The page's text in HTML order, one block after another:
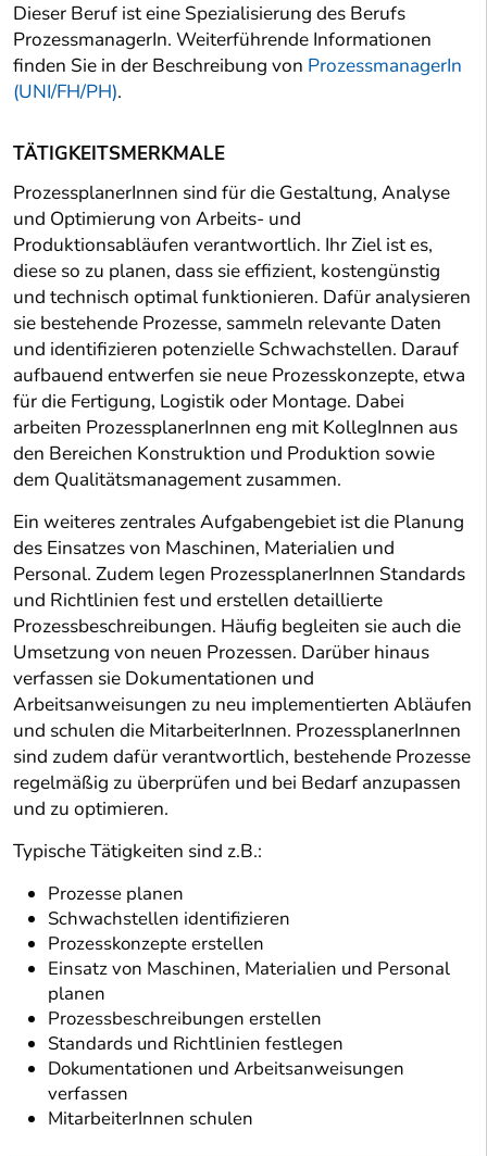
Dieser Beruf ist eine Spezialisierung des Berufs
ProzessmanagerIn. Weiterführende Informationen
finden Sie in der Beschreibung von ProzessmanagerIn
(UNI/FH/PH).
TÄTIGKEITSMERKMALE
ProzessplanerInnen sind für die Gestaltung, Analyse
und Optimierung von Arbeits- und
Produktionsabläufen verantwortlich. Ihr Ziel ist es,
diese so zu planen, dass sie effizient, kostengünstig
und technisch optimal funktionieren. Dafür analysieren
sie bestehende Prozesse, sammeln relevante Daten
und identifizieren potenzielle Schwachstellen. Darauf
aufbauend entwerfen sie neue Prozesskonzepte, etwa
für die Fertigung, Logistik oder Montage. Dabei
arbeiten ProzessplanerInnen eng mit KollegInnen aus
den Bereichen Konstruktion und Produktion sowie
dem Qualitätsmanagement zusammen.
Ein weiteres zentrales Aufgabengebiet ist die Planung
des Einsatzes von Maschinen, Materialien und
Personal. Zudem legen ProzessplanerInnen Standards
und Richtlinien fest und erstellen detaillierte
Prozessbeschreibungen. Häufig begleiten sie auch die
Umsetzung von neuen Prozessen. Darüber hinaus
verfassen sie Dokumentationen und
Arbeitsanweisungen zu neu implementierten Abläufen
und schulen die MitarbeiterInnen. ProzessplanerInnen
sind zudem dafür verantwortlich, bestehende Prozesse
regelmäßig zu überprüfen und bei Bedarf anzupassen
und zu optimieren.
Typische Tätigkeiten sind z.B.:
Prozesse planen
Schwachstellen identifizieren
Prozesskonzepte erstellen
Einsatz von Maschinen, Materialien und Personal
planen
Prozessbeschreibungen erstellen
Standards und Richtlinien festlegen
Dokumentationen und Arbeitsanweisungen
verfassen
MitarbeiterInnen schulen